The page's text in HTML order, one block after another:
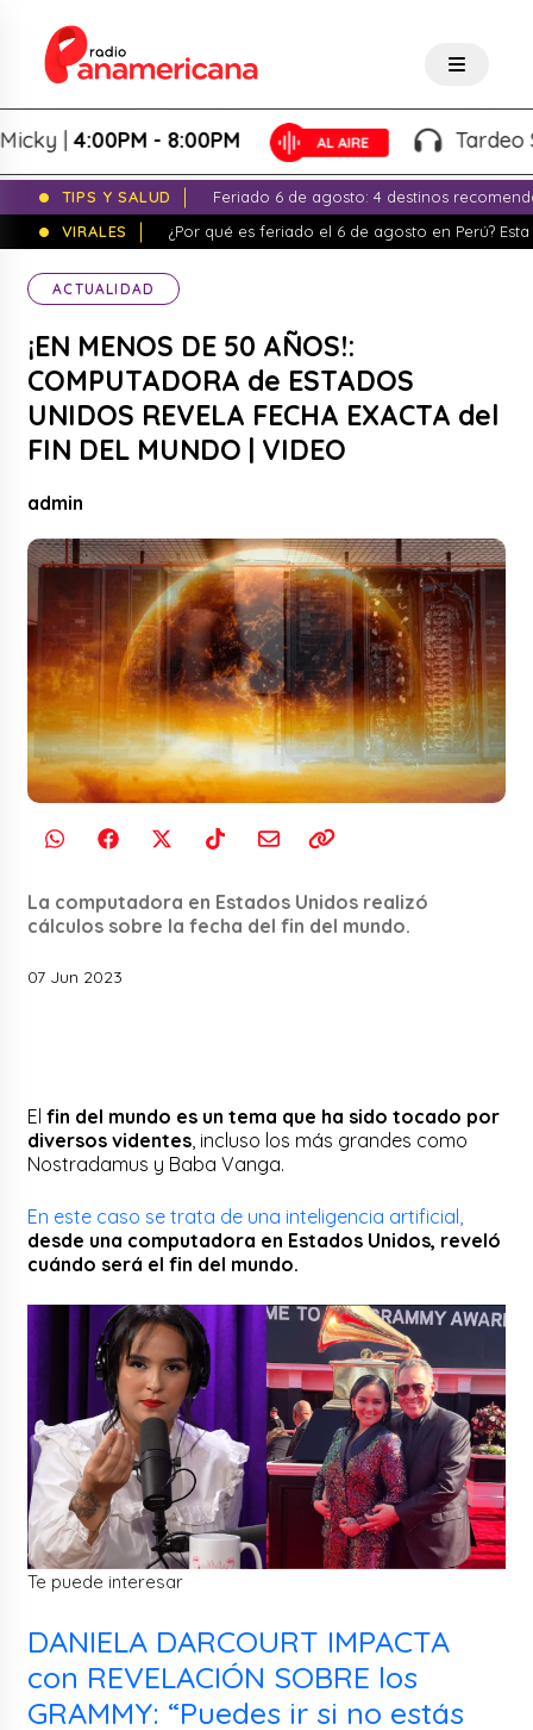
|4:00PM - 8:00PM Tardeo
TIPS Y SALUD
Feriado 6 de agosto: 4 destinos
VIRALES
¿Por qué es feriado el 6 de agosto en Perú?
ACTUALIDAD
¡EN MENOS DE 50 AÑOS!:
COMPUTADORA de ESTADOS
UNIDOS REVELA FECHA EXACTA del
FIN DEL MUNDO | VIDEO
admin
La computadora en Estados Unidos realizó
cálculos sobre la fecha del fin del mundo.
07 Jun 2023
Elfin del mundo es un tema que ha sido tocado por
diversos videntes , incluso los más grandes como
Nostradamus y Baba Vanga.
En este caso se trata de una inteligencia artificial,
desde una computadora en Estados Unidos, reveló
cuándo será el fin del mundo.
Te puede interesar
DANIELA DARCOURT IMPACTA
con REVELACIÓN SOBRE los
GRAMMY: “Puedes ir si no estás